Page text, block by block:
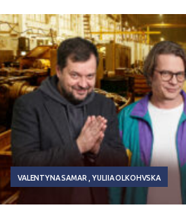
VALENTYNA SAMAR YULIIA OLKOHVSKA